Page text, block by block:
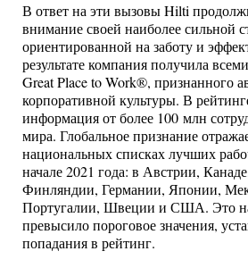
В ответ на эти вызовы Hilti
внимание своей наиболее сильной
ориентированной на заботу и
результате компания получила
Great Place to Work®, признанного
корпоративной культуры. В
информация от более 100 млн
мира. Глобальное признание
национальных списках лучших
начале 2021 года: в Австрии,
Финляндии, Германии, Японии,
Португалии, Швеции и США. Это
превысило пороговое значения,
попадания в рейтинг.